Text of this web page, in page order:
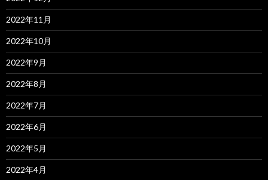
2022年11月
2022年10月
2022年9月
2022年8月
2022年7月
2022年6月
2022年5月
2022年4月